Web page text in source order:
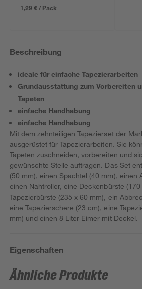
1,29 € / Pack
Beschreibung
ideale für einfache Tapezierarbeiten
Grundausstattung zum Vorbereiten
Tapeten
einfache Handhabung
einfache Handhabung
Mit dem zehnteiligen Tapezierset der
ausgerüstet für Tapezierarbeiten. Sie
Tapeten zuschneiden, vorbereiten und
gewünschte Stelle auftragen. Das Set
(50 mm), einen Spachtel (40 mm), einen
einen Nahtroller, eine Deckenbürste
Tapezierbürste (235 x 60 mm), ein
eine Tapezierschere (23 cm), eine
mm) und einen 8 Liter Eimer mit Deckel.
Eigenschaften
Ähnliche Produkte